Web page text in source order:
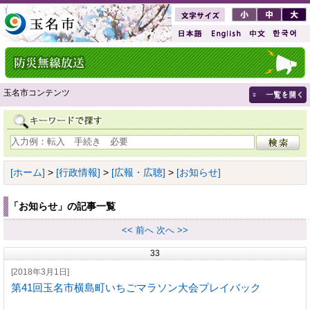
玉名市コンテンツ
[ホーム] > [行政情報] > [広報・広聴] > [お知らせ]
「お知らせ」の記事一覧
<< 前へ 次へ >>
33
[2018年3月1日]
第41回玉名市横島町いちごマラソン大会プレイバック